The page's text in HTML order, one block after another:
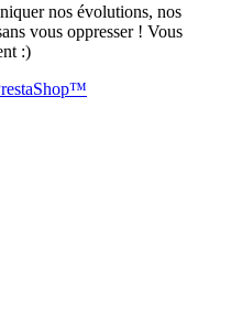
nos évolutions, nos
vous oppresser ! Vous
:)